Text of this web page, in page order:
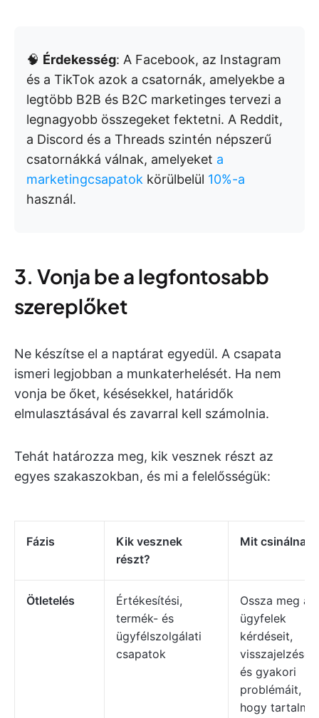
🧠 Érdekesség: A Facebook, az Instagram
és a TikTok azok a csatornák, amelyekbe a
legtöbb B2B és B2C marketinges tervezi a
legnagyobb összegeket fektetni. A Reddit,
a Discord és a Threads szintén népszerű
csatornákká válnak, amelyeket a
marketingcsapatok körülbelül 10%-a
használ.
3. Vonja be a legfontosabb
szereplőket
Ne készítse el a naptárat egyedül. A csapata
ismeri legjobban a munkaterhelését. Ha nem
vonja be őket, késésekkel, határidők
elmulasztásával és zavarral kell számolnia.
Tehát határozza meg, kik vesznek részt az
egyes szakaszokban, és mi a felelősségük:
Fázis
Kik vesznek
részt?
Mit csinálnak?
Ötletelés
Értékesítési,
termék- és
ügyfélszolgálati
csapatok
Ossza meg az
ügyfelek
kérdéseit,
visszajelzéseit
és gyakori
problémáit,
hogy tartalmi